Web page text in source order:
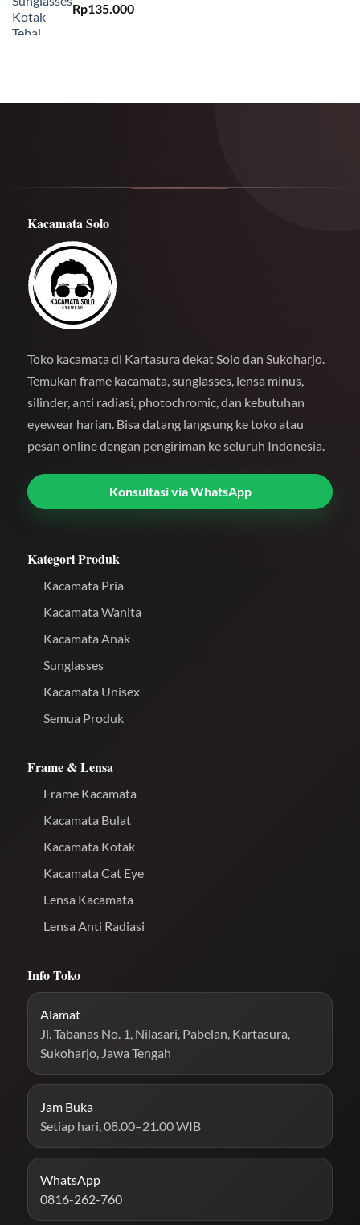
Rp135.000
Kacamata Solo
Toko kacamata di Kartasura dekat Solo dan Sukoharjo.
Temukan frame kacamata, sunglasses, lensa minus,
silinder, anti radiasi, photochromic, dan kebutuhan
eyewear harian. Bisa datang langsung ke toko atau
pesan online dengan pengiriman ke seluruh Indonesia.
Konsultasi via WhatsApp
Kategori Produk
Kacamata Pria
Kacamata Wanita
Kacamata Anak
Sunglasses
Kacamata Unisex
Semua Produk
Frame & Lensa
Frame Kacamata
Kacamata Bulat
Kacamata Kotak
Kacamata Cat Eye
Lensa Kacamata
Lensa Anti Radiasi
Info Toko
Alamat
Jl. Tabanas No. 1, Nilasari, Pabelan, Kartasura,
Sukoharjo, Jawa Tengah
Jam Buka
Setiap hari, 08.00–21.00 WIB
WhatsApp
0816-262-760